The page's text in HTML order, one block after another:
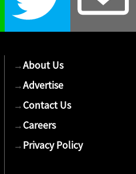
→About Us
→Advertise
→Contact Us
→Careers
→Privacy Policy